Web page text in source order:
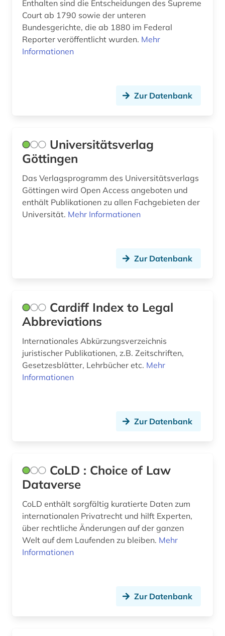
verzeichnis (2)
video (1)
vifa (1)
wasserrecht (1)
wettbewerbsrecht (3)
wirtschaft (2)
wirtschaftsrecht (2)
wirtschaftswissenschaften (5)
wörterbuch (12)
zeitung (1)
zeitungsartikel (2)
öffentliche verwaltung (1)
öffentliches recht (1)
Enthalten sind die Entscheidungen des Supreme
Court ab 1790 sowie der unteren
Bundesgerichte, die ab 1880 im Federal
Reporter veröffentlicht wurden. Mehr
Informationen
Zur Datenbank
Universitätsverlag
Göttingen
Das Verlagsprogramm des Universitätsverlags
Göttingen wird Open Access angeboten und
enthält Publikationen zu allen Fachgebieten der
Universität. Mehr Informationen
Zur Datenbank
Cardiff Index to Legal
Abbreviations
Internationales Abkürzungsverzeichnis
juristischer Publikationen, z.B. Zeitschriften,
Gesetzesblätter, Lehrbücher etc. Mehr
Informationen
Zur Datenbank
CoLD : Choice of Law
Dataverse
CoLD enthält sorgfältig kuratierte Daten zum
internationalen Privatrecht und hilft Experten,
über rechtliche Änderungen auf der ganzen
Welt auf dem Laufenden zu bleiben. Mehr
Informationen
Zur Datenbank